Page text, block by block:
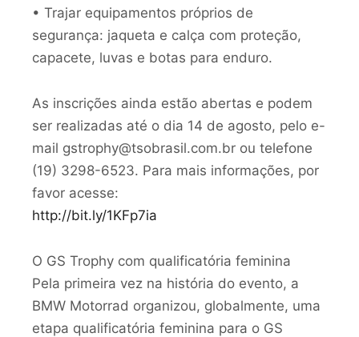
• Trajar equipamentos próprios de
segurança: jaqueta e calça com proteção,
capacete, luvas e botas para enduro.
As inscrições ainda estão abertas e podem
ser realizadas até o dia 14 de agosto, pelo e-
mail gstrophy@tsobrasil.com.br ou telefone
(19) 3298-6523. Para mais informações, por
favor acesse:
http://bit.ly/1KFp7ia
O GS Trophy com qualificatória feminina
Pela primeira vez na história do evento, a
BMW Motorrad organizou, globalmente, uma
etapa qualificatória feminina para o GS